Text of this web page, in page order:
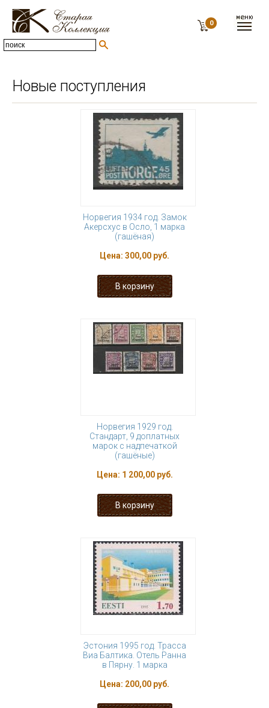
0
Новые поступления
Норвегия 1934 год. Замок
Акерсхус в Осло, 1 марка
(гашёная)
Цена: 300,00 руб.
Норвегия 1929 год.
Стандарт, 9 доплатных
марок с надпечаткой
(гашёные)
Цена: 1 200,00 руб.
Эстония 1995 год. Трасса
Виа Балтика. Отель Ранна
в Пярну. 1 марка
Цена: 200,00 руб.